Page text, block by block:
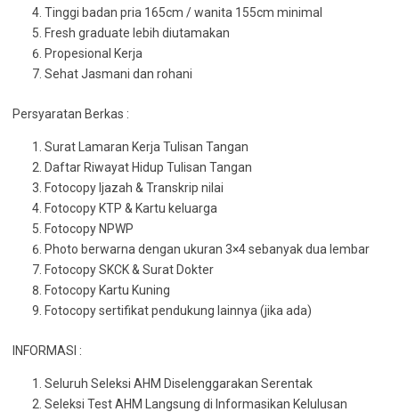
Tinggi badan pria 165cm / wanita 155cm minimal
Fresh graduate lebih diutamakan
Propesional Kerja
Sehat Jasmani dan rohani
Persyaratan Berkas :
Surat Lamaran Kerja Tulisan Tangan
Daftar Riwayat Hidup Tulisan Tangan
Fotocopy Ijazah & Transkrip nilai
Fotocopy KTP & Kartu keluarga
Fotocopy NPWP
Photo berwarna dengan ukuran 3×4 sebanyak dua lembar
Fotocopy SKCK & Surat Dokter
Fotocopy Kartu Kuning
Fotocopy sertifikat pendukung lainnya (jika ada)
INFORMASI :
Seluruh Seleksi AHM Diselenggarakan Serentak
Seleksi Test AHM Langsung di Informasikan Kelulusan